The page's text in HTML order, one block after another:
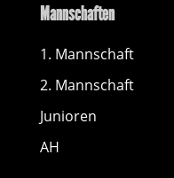
Mannschaften
1. Mannschaft
2. Mannschaft
Junioren
AH